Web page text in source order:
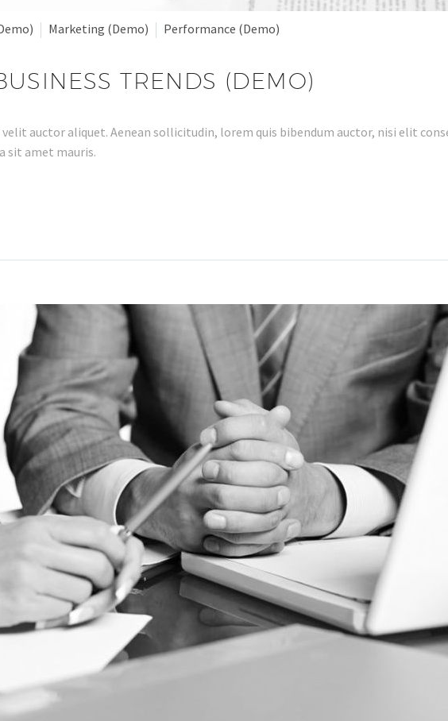
Marketing (Demo) Performance (Demo)
TRENDS (DEMO)
auctor aliquet. Aenean sollicitudin, lorem quis bibendum auctor, nisi elit
sit amet mauris.